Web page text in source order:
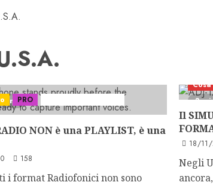
PRO
NON è una PLAYLIST, è una
0 158
i format Radiofonici non sono
3
Il
18/
Negli